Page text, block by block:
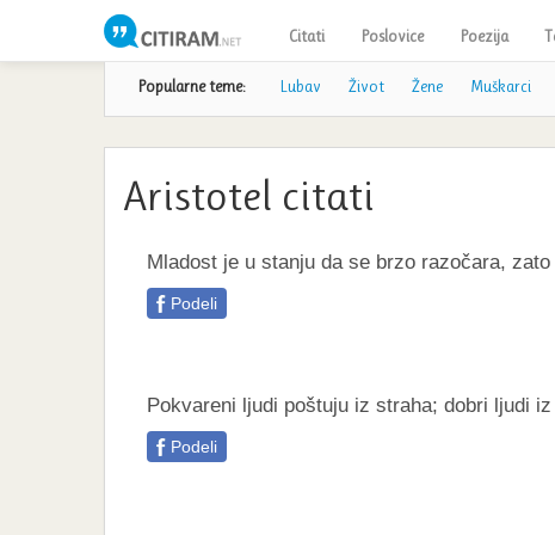
Citati Poslovice Poezija
Popularne teme: Lubav Život Žene Muškarci
Aristotel citati
Mladost je u stanju da se brzo razočara,
Podeli
Pokvareni ljudi poštuju iz straha; dobri ljudi
Podeli